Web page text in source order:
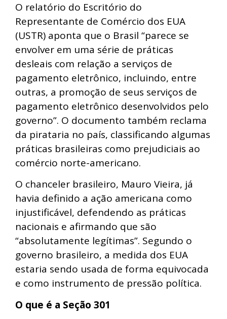
O relatório do Escritório do
Representante de Comércio dos EUA
(USTR) aponta que o Brasil “parece se
envolver em uma série de práticas
desleais com relação a serviços de
pagamento eletrônico, incluindo, entre
outras, a promoção de seus serviços de
pagamento eletrônico desenvolvidos pelo
governo”. O documento também reclama
da pirataria no país, classificando algumas
práticas brasileiras como prejudiciais ao
comércio norte-americano.
O chanceler brasileiro, Mauro Vieira, já
havia definido a ação americana como
injustificável, defendendo as práticas
nacionais e afirmando que são
“absolutamente legítimas”. Segundo o
governo brasileiro, a medida dos EUA
estaria sendo usada de forma equivocada
e como instrumento de pressão política.
O que é a Seção 301